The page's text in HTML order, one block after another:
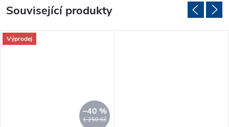
Související produkty
Výprodej
1 250 Kč
–40 %